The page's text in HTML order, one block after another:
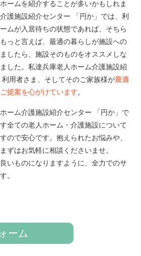
ームを紹介することが多いかもしれま
護施設紹介センター 「円か」では、利
ムが入居待ちの状態であれば、そちら
っと言えば、最適の暮らしが施設への
したら、施設そのものをオススメしな
した。私達兵庫老人ホーム介護施設紹
用者さま、そしてそのご家族様が最適
提案を心がけています。
ーム介護施設紹介センター 「円か」で
全ての老人ホーム・介護施設について
ので安心です。抱えられたお悩みや、
ずはお気軽に相談くださいませ。
いものになりますように、全力でのサ
。
ーム